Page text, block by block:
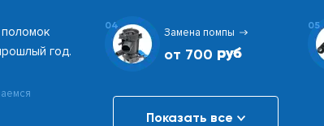
год.
04
Замена помпы
от 700
05
Показать все